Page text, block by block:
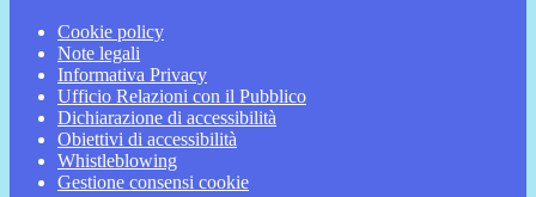
Cookie policy
Note legali
Informativa Privacy
Ufficio Relazioni con il Pubblico
Dichiarazione di accessibilità
Obiettivi di accessibilità
Whistleblowing
Gestione consensi cookie